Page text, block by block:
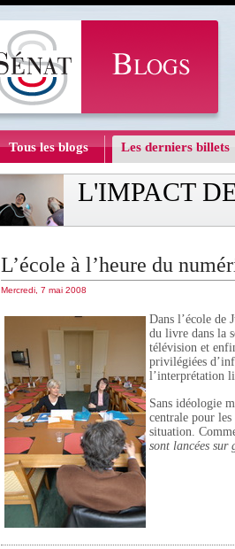
Tous les blogs Les derniers billets
L'IMPACT
L’école à l’heure du
Mercredi, 7 mai 2008
Dans l’école de
du livre dans la
télévision et
privilégiées
l’interprétation
Sans idéologie
centrale pour
situation.
sont lancées sur